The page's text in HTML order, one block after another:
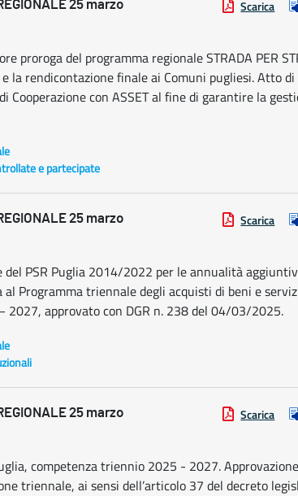
25 marzo
Scarica
proroga del programma regionale STRADA PER
la rendicontazione finale ai Comuni pugliesi. Atto di
Cooperazione con ASSET al fine di garantire la
e partecipate
25 marzo
Scarica
PSR Puglia 2014/2022 per le annualità
Programma triennale degli acquisti di beni e
2027, approvato con DGR n. 238 del 04/03/2025.
25 marzo
Scarica
competenza triennio 2025 - 2027.
triennale, ai sensi dell’articolo 37 del decreto